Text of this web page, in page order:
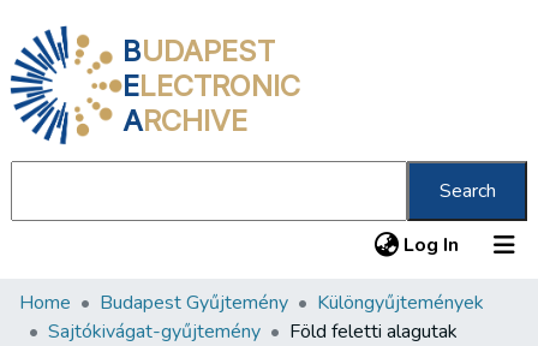
BUDAPEST
ELECTRONIC
ARCHIVE
Search
Log In (current)
Communities & Collections
Home Budapest Gyűjtemény
Különgyűjtemények
Sajtókivágat-gyűjtemény
Föld feletti alagutak